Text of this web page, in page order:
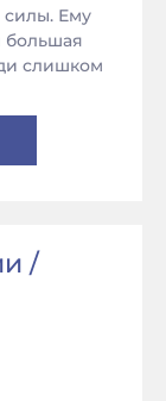
силы. Ему
большая
слишком
/